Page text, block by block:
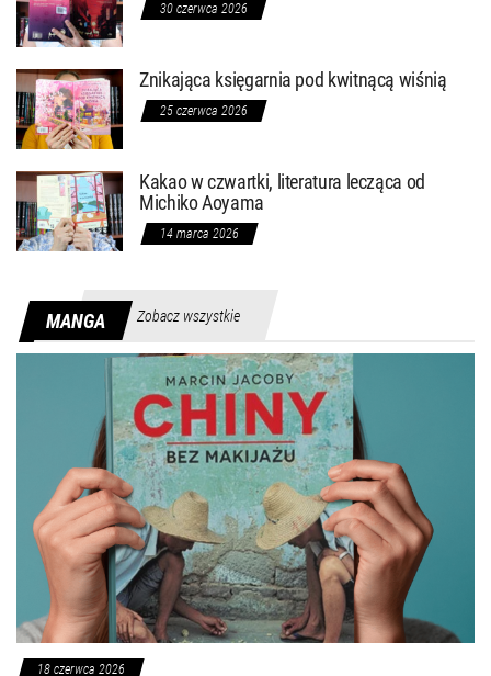
30 czerwca 2026
Znikająca księgarnia pod kwitnącą wiśnią
25 czerwca 2026
Kakao w czwartki, literatura lecząca od
Michiko Aoyama
14 marca 2026
MANGA Zobacz wszystkie
18 czerwca 2026